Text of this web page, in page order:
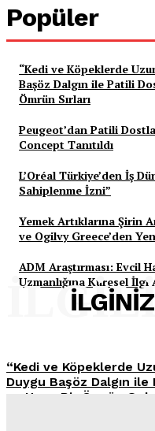
Popüler
“Kedi ve Köpeklerde
Başöz Dalgın ile Patili
Ömrün Sırları
Peugeot’dan Patili
Concept Tanıtıldı
L’Oréal Türkiye’den İş
Sahiplenme İzni”
Yemek Artıklarına Şirin
ve Ogilvy Greece’den
ADM Araştırması: Evcil
Uzmanlığına Küresel İlgi
“Kedi ve Köpeklerde
Duygu Başöz Dalgın ile
ve Uzun Bir Ömrün